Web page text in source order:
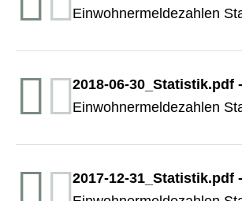
Einwohnermeldezahlen
2018-06-30_Statistik.pdf -
Einwohnermeldezahlen
2017-12-31_Statistik.pdf -